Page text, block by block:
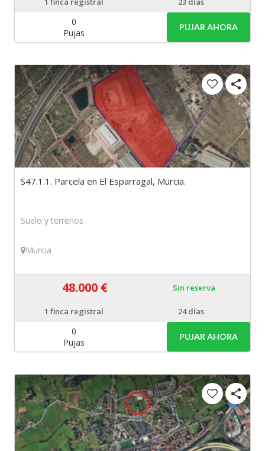
0
Pujas
PUJAR AHORA
S47.1.1. Parcela en El Esparragal, Murcia.
Suelo y terrenos
Murcia
48.000 € Sin reserva
1 finca registral 24 días
0
Pujas
PUJAR AHORA